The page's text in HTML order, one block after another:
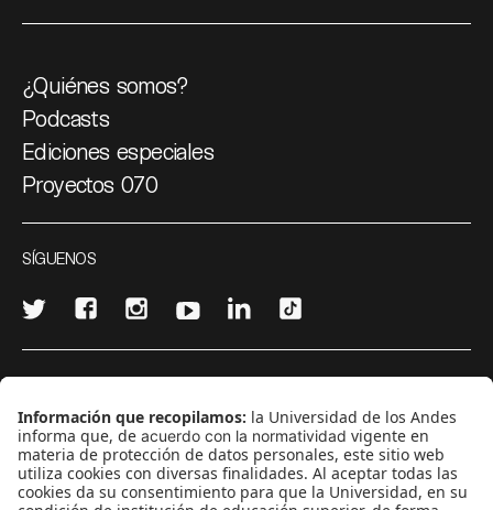
¿Quiénes somos?
Podcasts
Ediciones especiales
Proyectos 070
SÍGUENOS
CONTÁCTANOS
cerosetenta@uniandes.edu.co